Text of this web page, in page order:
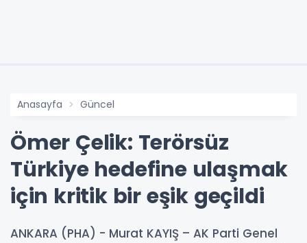
Anasayfa Güncel
Ömer Çelik: Terörsüz
Türkiye hedefine ulaşmak
için kritik bir eşik geçildi
ANKARA (PHA) - Murat KAYIŞ – AK Parti Genel